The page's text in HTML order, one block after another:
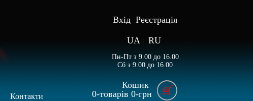
Вхід Реєстрація
UA RU
Пн-Пт з 9.00 до 16.00
Сб з 9.00 до 16.00
Контакти
Кошик
0-товарів 0-грн